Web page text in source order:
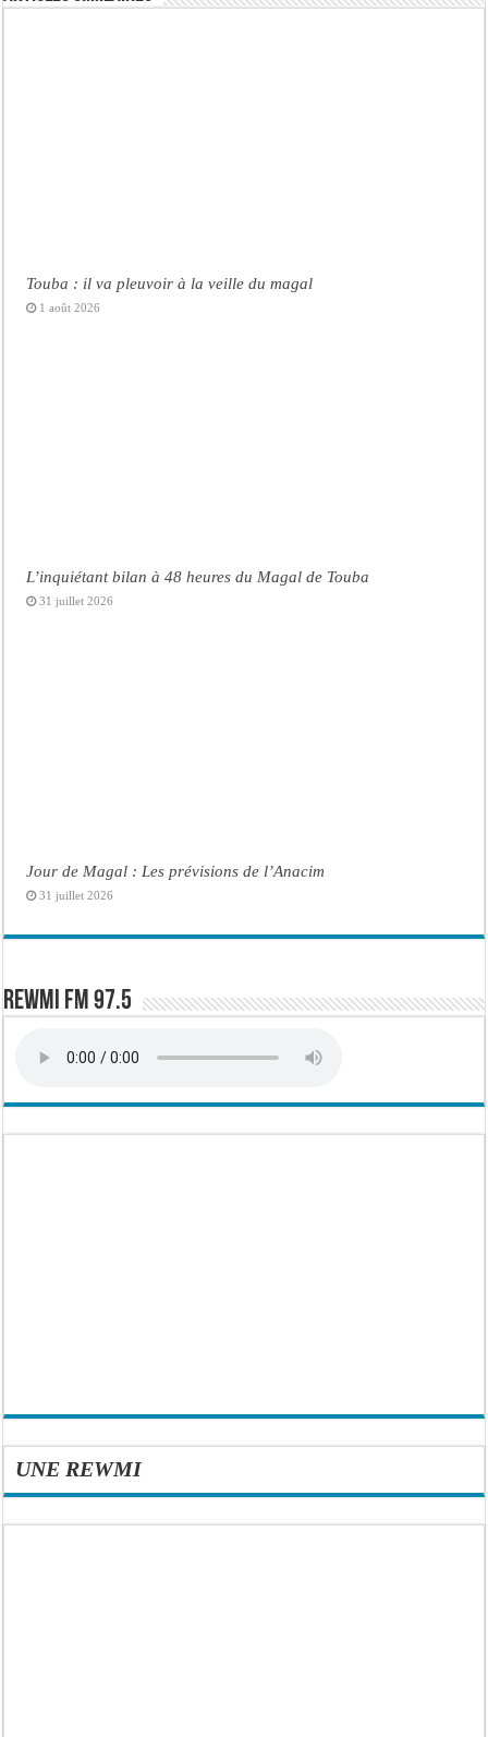
Touba : il va pleuvoir à la veille du magal
1 août 2026
L’inquiétant bilan à 48 heures du Magal de Touba
31 juillet 2026
Jour de Magal : Les prévisions de l’Anacim
31 juillet 2026
Rewmi FM 97.5
UNE REWMI